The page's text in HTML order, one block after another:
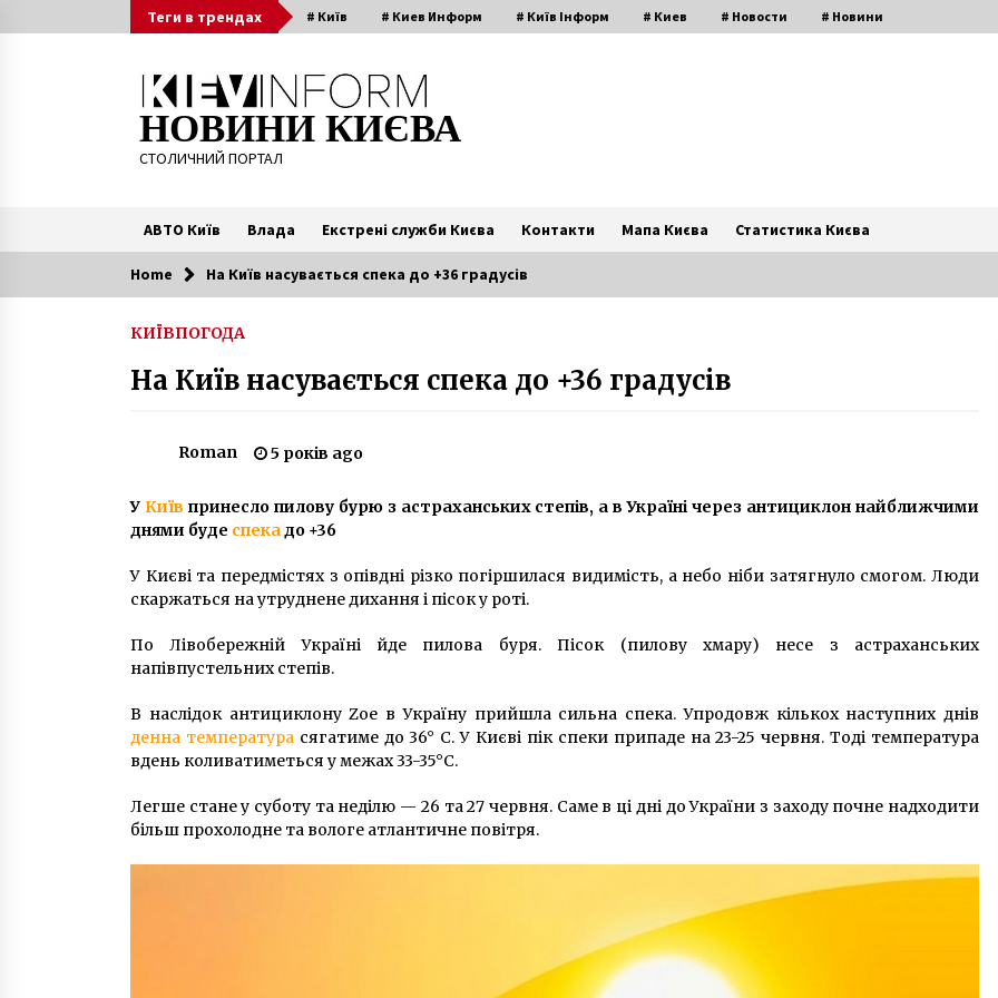
to
Теги в трендах # Київ # Киев Информ # Київ Інформ # Киев # Новости # Новини
НОВИНИ КИЄВА
СТОЛИЧНИЙ ПОРТАЛ
АВТО Київ Влада Екстрені служби Києва Контакти Мапа Києва Статистика Києва
Читають зараз
бетономешкалки зіткнувся з
легковим авто (ФОТО)
бронзі Сікорський тепер зустрічає
киян і гостей в аеропорту, що
У київському метрополітені
5 років ago 8 років ago
Проїзд для школярів в Києві: на
який термін він буде платним
3 роки ago
Київ просить церкви перейти в
онлайн на час Великодніх свят
В центре Киева “похоронили”
10 років ago 10 років ago
Home На Київ насувається спека до +36 градусів
КИЇВПОГОДА
На Київ насувається спека до +36 градусів
Roman 5 років ago
У Київ принесло пилову бурю з астраханських степів, а в Україні через антициклон найближчими
днями буде спекадо +36
У Києві та передмістях з опівдні різко погіршилася видимість, а небо ніби затягнуло смогом. Люди
скаржаться на утруднене дихання і пісок у роті.
По Лівобережній Україні йде пилова буря. Пісок (пилову хмару) несе з астраханських
напівпустельних степів.
В наслідок антициклону Zoe в Україну прийшла сильна спека. Упродовж кількох наступних днів
денна температурасягатиме до 36° C. У Києві пік спеки припаде на 23-25 червня. Тоді температура
вдень коливатиметься у межах 33-35°C.
Легше стане у суботу та неділю — 26 та 27 червня. Саме в ці дні до України з заходу почне надходити
більш прохолодне та вологе атлантичне повітря.